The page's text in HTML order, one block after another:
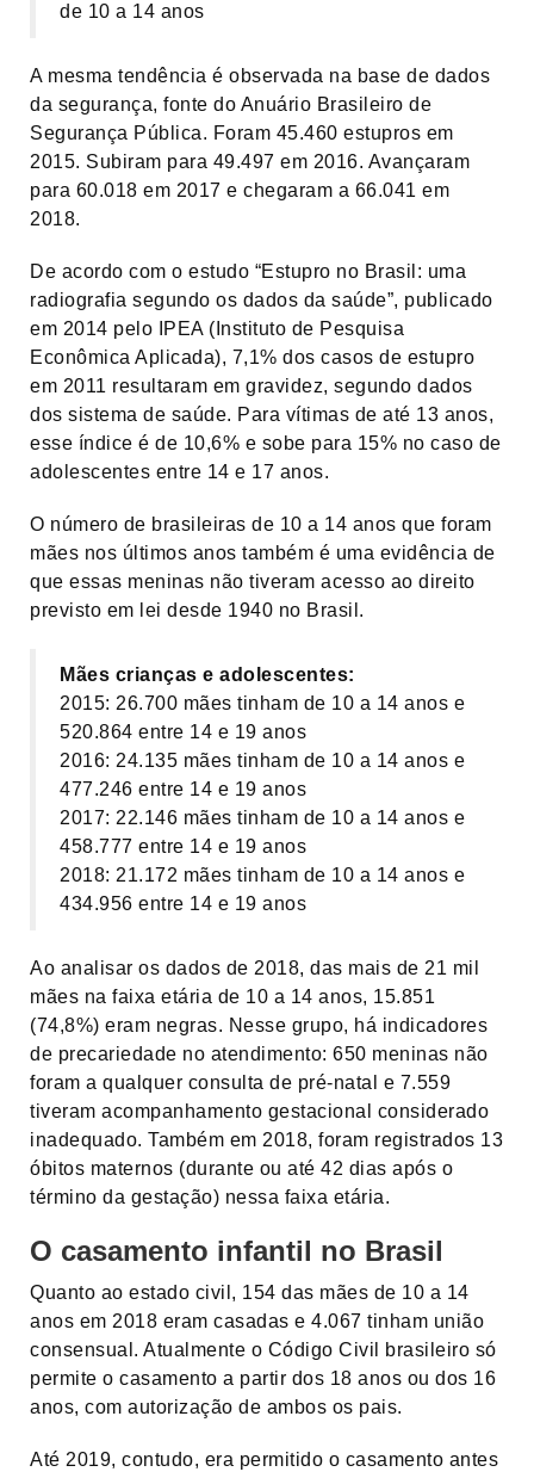
de 10 a 14 anos
A mesma tendência é observada na base de dados
da segurança, fonte do Anuário Brasileiro de
Segurança Pública. Foram 45.460 estupros em
2015. Subiram para 49.497 em 2016. Avançaram
para 60.018 em 2017 e chegaram a 66.041 em
2018.
De acordo com o estudo “Estupro no Brasil: uma
radiografia segundo os dados da saúde”, publicado
em 2014 pelo IPEA (Instituto de Pesquisa
Econômica Aplicada), 7,1% dos casos de estupro
em 2011 resultaram em gravidez, segundo dados
dos sistema de saúde. Para vítimas de até 13 anos,
esse índice é de 10,6% e sobe para 15% no caso de
adolescentes entre 14 e 17 anos.
O número de brasileiras de 10 a 14 anos que foram
mães nos últimos anos também é uma evidência de
que essas meninas não tiveram acesso ao direito
previsto em lei desde 1940 no Brasil.
Mães crianças e adolescentes:
2015: 26.700 mães tinham de 10 a 14 anos e
520.864 entre 14 e 19 anos
2016: 24.135 mães tinham de 10 a 14 anos e
477.246 entre 14 e 19 anos
2017: 22.146 mães tinham de 10 a 14 anos e
458.777 entre 14 e 19 anos
2018: 21.172 mães tinham de 10 a 14 anos e
434.956 entre 14 e 19 anos
Ao analisar os dados de 2018, das mais de 21 mil
mães na faixa etária de 10 a 14 anos, 15.851
(74,8%) eram negras. Nesse grupo, há indicadores
de precariedade no atendimento: 650 meninas não
foram a qualquer consulta de pré-natal e 7.559
tiveram acompanhamento gestacional considerado
inadequado. Também em 2018, foram registrados 13
óbitos maternos (durante ou até 42 dias após o
término da gestação) nessa faixa etária.
O casamento infantil no Brasil
Quanto ao estado civil, 154 das mães de 10 a 14
anos em 2018 eram casadas e 4.067 tinham união
consensual. Atualmente o Código Civil brasileiro só
permite o casamento a partir dos 18 anos ou dos 16
anos, com autorização de ambos os pais.
Até 2019, contudo, era permitido o casamento antes